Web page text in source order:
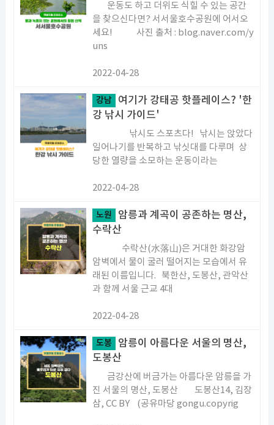
운동도 하고 더위도 식힐 수 있는 공간
을 찾으신다면? 서서울호수공원에 어서오
세요! 사진 출처 : blog.naver.com/y
uns
2022-04-28
강남
여기가 강태공 핫플레이스? '한
강 낚시 가이드'
낚시도 스포츠다! 낚시는 앉았다
일어나기를 반복하고 낚싯대를 다루며 상
당한 열량을 소모하는 운동이라는
2022-04-28
노원
암릉과 계곡이 공존하는 명산,
수락산
수락산(水落山)은 거대한 화강암
암벽에서 물이 굴러 떨어지는 모습에서 유
래된 이름입니다. 북한산, 도봉산, 관악산
과 함께 서울 근교 4대
2022-04-28
도봉
암릉이 아름다운 서울의 명산,
도봉산
금강산에 버금가는 아름다운 암릉을 가
진 서울의 명산, 도봉산 도봉산14, 김장
삼, CC BY (공유마당 gongu.copyrig